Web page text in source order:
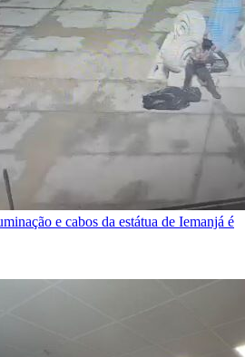
e cabos da estátua de Iemanjá é